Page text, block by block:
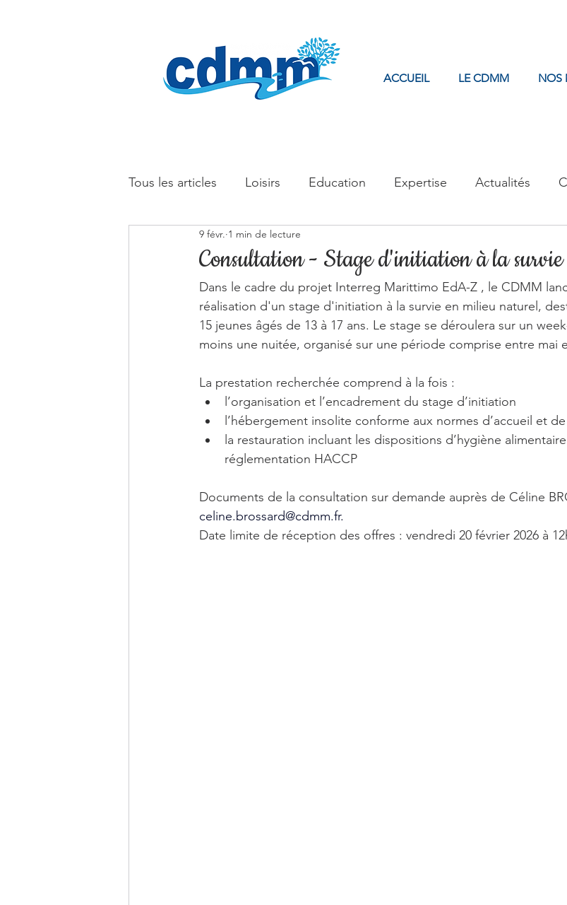
ACCUEIL LE CDMM NOS
Tous les articles Loisirs Education Expertise Actualités
Consultation - Stage d'initiation à la
9 févr. 1 min de lecture
Dans le cadre du projet Interreg Marittimo EdA-Z , le CDMM
réalisation d'un stage d'initiation à la survie en milieu naturel,
15 jeunes âgés de 13 à 17 ans. Le stage se déroulera sur un
moins une nuitée, organisé sur une période comprise entre mai
La prestation recherchée comprend à la fois :
l’organisation et l’encadrement du stage d’initiation
l’hébergement insolite conforme aux normes d’accueil et
la restauration incluant les dispositions d’hygiène
réglementation HACCP
Documents de la consultation sur demande auprès de Céline
celine.brossard@cdmm.fr.
Date limite de réception des offres : vendredi 20 février 2026 à